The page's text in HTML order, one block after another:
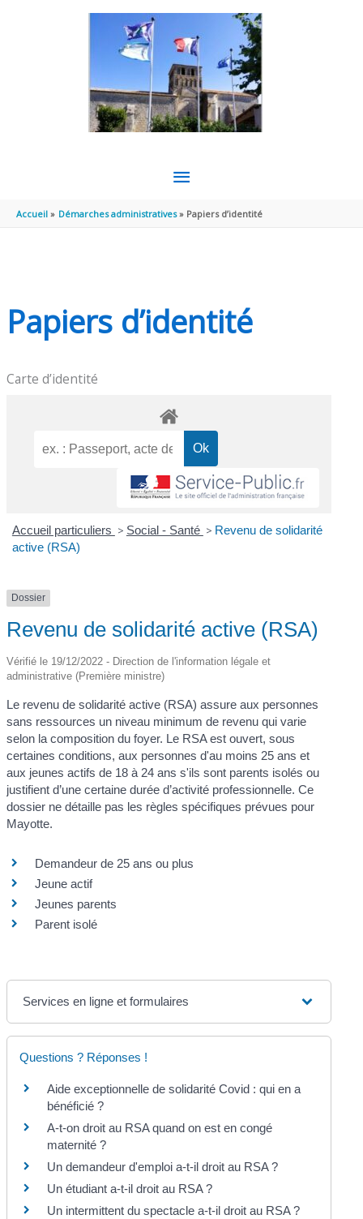
MENU
PRINCIPAL
Accueil Démarches administratives Papiers d’identité
Papiers d’identité
Carte d’identité
Accueil particuliers > Social - Santé > Revenu de solidarité
active (RSA)
Dossier
Revenu de solidarité active (RSA)
Vérifié le 19/12/2022 - Direction de l'information légale et
administrative (Première ministre)
Le revenu de solidarité active (RSA) assure aux personnes
sans ressources un niveau minimum de revenu qui varie
selon la composition du foyer. Le RSA est ouvert, sous
certaines conditions, aux personnes d'au moins 25 ans et
aux jeunes actifs de 18 à 24 ans s'ils sont parents isolés ou
justifient d’une certaine durée d’activité professionnelle. Ce
dossier ne détaille pas les règles spécifiques prévues pour
Mayotte.
Demandeur de 25 ans ou plus
Jeune actif
Jeunes parents
Parent isolé
Services en ligne et formulaires
Questions ? Réponses !
Aide exceptionnelle de solidarité Covid : qui en a
bénéficié ?
A-t-on droit au RSA quand on est en congé
maternité ?
Un demandeur d'emploi a-t-il droit au RSA ?
Un étudiant a-t-il droit au RSA ?
Un intermittent du spectacle a-t-il droit au RSA ?